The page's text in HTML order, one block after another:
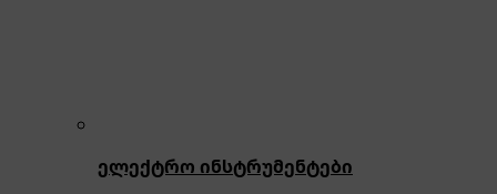
ელექტრო ინსტრუმენტები